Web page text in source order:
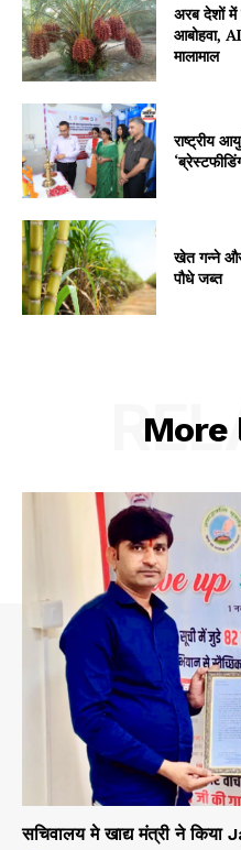
About
Contact us
My account
अरब देशों में
आबोहवा,
मालामाल
राष्ट्रीय
खेत गन्ने
पौधे जब्त
More
सचिवालय मे खाद्य मंत्री ने किया